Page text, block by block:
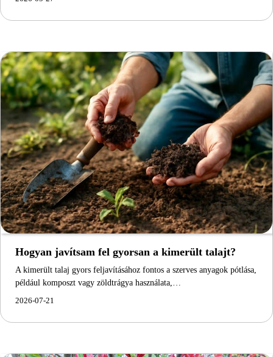
Hogyan javítsam fel gyorsan a kimerült talajt?
A kimerült talaj gyors feljavításához fontos a szerves anyagok pótlása,
például komposzt vagy zöldtrágya használata,…
2026-07-21